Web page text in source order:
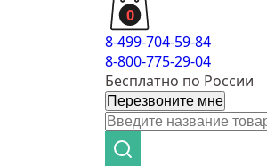
0
8-499-704-59-84
8-800-775-29-04
Бесплатно по России
Перезвоните мне